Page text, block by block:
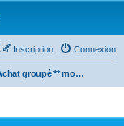
Connexion
Inscription
** Achat groupé ** modelisme